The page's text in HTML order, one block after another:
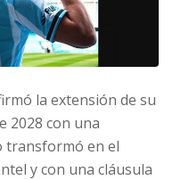
la extensión de su
2028 con una
transformó en el
y con una cláusula